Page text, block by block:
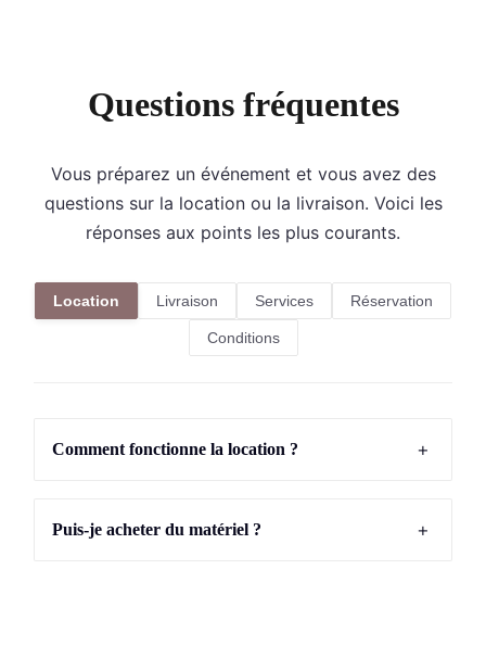
Questions fréquentes
Vous préparez un événement et vous avez des
questions sur la location ou la livraison. Voici les
réponses aux points les plus courants.
Location Livraison Services Réservation
Conditions
Comment fonctionne la location ? +
Puis-je acheter du matériel ? +